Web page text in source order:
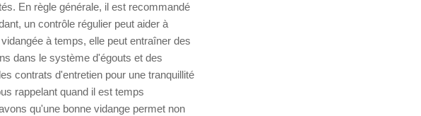
En règle générale, il est recommandé
un contrôle régulier peut aider à
à temps, elle peut entraîner des
dans le système d'égouts et des
contrats d'entretien pour une tranquillité
rappelant quand il est temps
qu'une bonne vidange permet non